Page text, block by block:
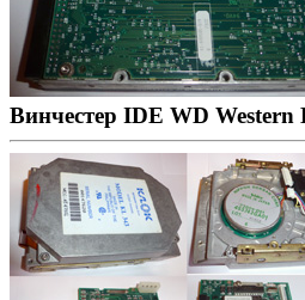
Винчестер IDE WD